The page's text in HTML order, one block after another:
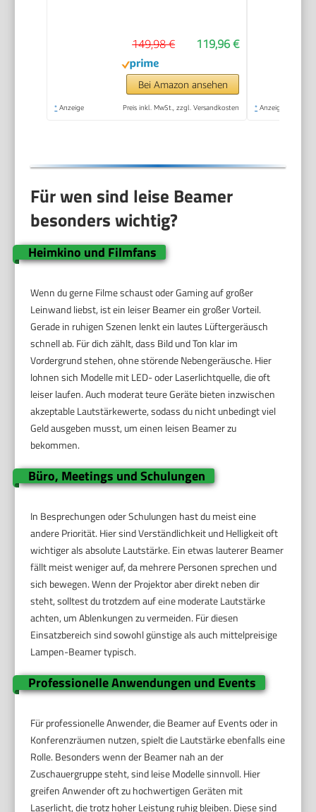
119,96 €
149,98 €
Bei Amazon ansehen
* Anzeige Preis inkl. MwSt., zzgl. Versandkosten * Anzeige
Für wen sind leise Beamer
besonders wichtig?
Heimkino und Filmfans
Wenn du gerne Filme schaust oder Gaming auf großer
Leinwand liebst, ist ein leiser Beamer ein großer Vorteil.
Gerade in ruhigen Szenen lenkt ein lautes Lüftergeräusch
schnell ab. Für dich zählt, dass Bild und Ton klar im
Vordergrund stehen, ohne störende Nebengeräusche. Hier
lohnen sich Modelle mit LED- oder Laserlichtquelle, die oft
leiser laufen. Auch moderat teure Geräte bieten inzwischen
akzeptable Lautstärkewerte, sodass du nicht unbedingt viel
Geld ausgeben musst, um einen leisen Beamer zu
bekommen.
Büro, Meetings und Schulungen
In Besprechungen oder Schulungen hast du meist eine
andere Priorität. Hier sind Verständlichkeit und Helligkeit oft
wichtiger als absolute Lautstärke. Ein etwas lauterer Beamer
fällt meist weniger auf, da mehrere Personen sprechen und
sich bewegen. Wenn der Projektor aber direkt neben dir
steht, solltest du trotzdem auf eine moderate Lautstärke
achten, um Ablenkungen zu vermeiden. Für diesen
Einsatzbereich sind sowohl günstige als auch mittelpreisige
Lampen-Beamer typisch.
Professionelle Anwendungen und Events
Für professionelle Anwender, die Beamer auf Events oder in
Konferenzräumen nutzen, spielt die Lautstärke ebenfalls eine
Rolle. Besonders wenn der Beamer nah an der
Zuschauergruppe steht, sind leise Modelle sinnvoll. Hier
greifen Anwender oft zu hochwertigen Geräten mit
Laserlicht, die trotz hoher Leistung ruhig bleiben. Diese sind